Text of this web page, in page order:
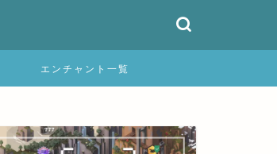
エンチャント一覧